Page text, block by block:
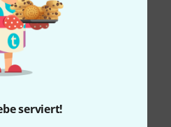
serviert!
27.02.2018
nach einem intuitiv
habe z.B. auch schon mit
gearbeitet.